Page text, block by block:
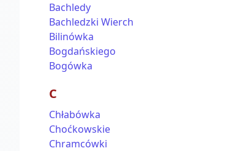
Bachledy
Bachledzki Wierch
Bilinówka
Bogdańskiego
Bogówka
C
Chłabówka
Choćkowskie
Chramcówki